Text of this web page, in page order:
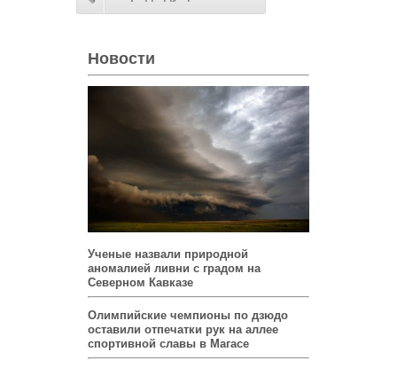
Новости
Ученые назвали природной
аномалией ливни с градом на
Северном Кавказе
Олимпийские чемпионы по дзюдо
оставили отпечатки рук на аллее
спортивной славы в Магасе